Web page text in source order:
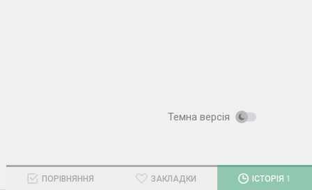
Темна версія
ПОРІВНЯННЯ ЗАКЛАДКИ ІСТОРІЯ 1